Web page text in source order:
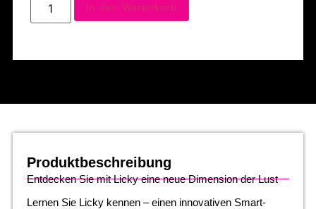
In den Warenkorb
Produktbeschreibung
Entdecken Sie mit Licky eine neue Dimension der Lust
Lernen Sie Licky kennen – einen innovativen Smart-